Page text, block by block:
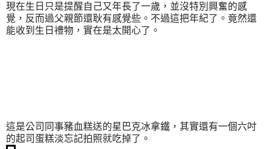
現在生日只是提醒自己又年長了一歲，並沒特別興奮的感
覺，反而過父親節還耿有感覺些。不過這把年紀了。竟然還
能收到生日禮物，實在是太開心了。
這是公司同事豬血糕送的星巴克冰拿鐵，其實還有一個六吋
的起司蛋糕淡忘記拍照就吃掉了。